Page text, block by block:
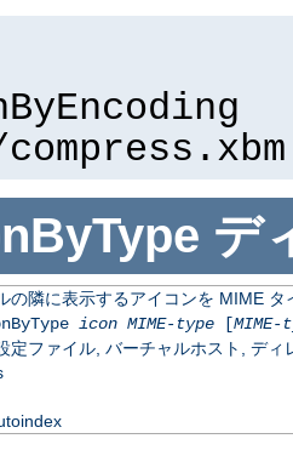
デ
の隣に表示するアイコンを MIME タ
icon MIME-type[MIME-
定ファイル, バーチャルホスト, ディ